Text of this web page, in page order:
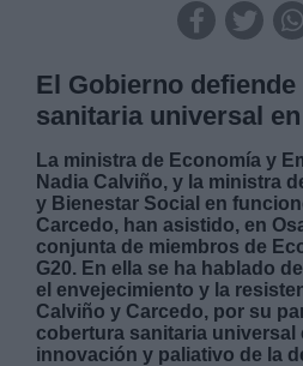
El Gobierno
sanitaria universal
La ministra de Economía y
Nadia Calviño, y la ministra
y Bienestar Social en
Carcedo, han asistido, en
conjunta de miembros de
G20. En ella se ha hablado
el envejecimiento y la
Calviño y Carcedo, por su
cobertura sanitaria universal
innovación y paliativo de la
Legitimación:
Destinatarios: